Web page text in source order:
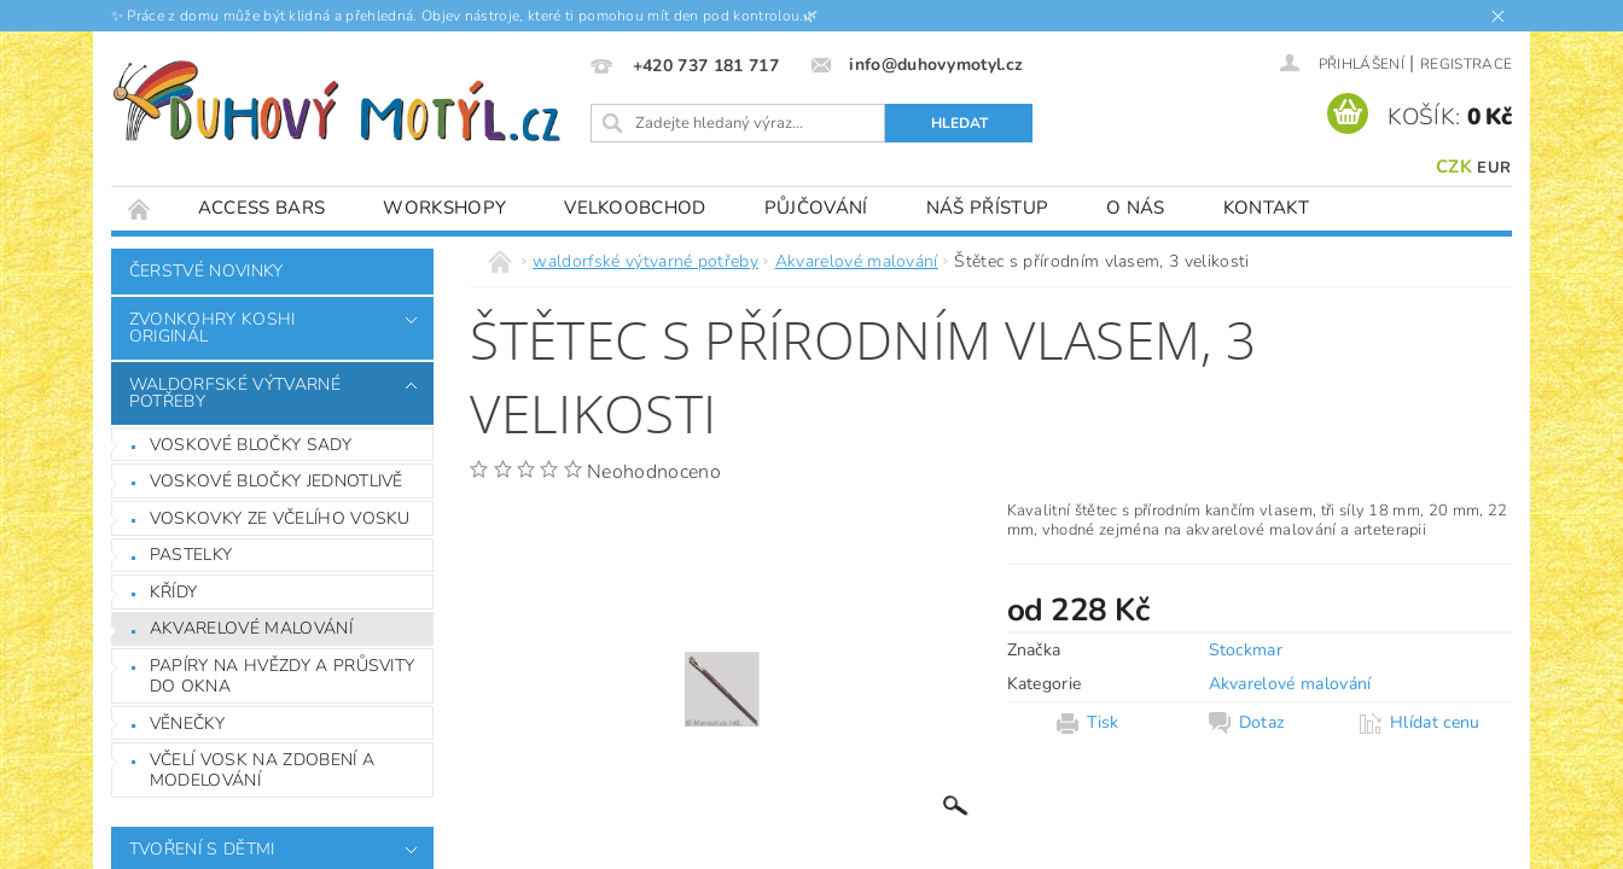
✨ Práce z domu může být klidná a přehledná. Objev nástroje, které ti pomohou mít den pod kontrolou.🌿
+420 737 181 717 info@duhovymotyl.cz PŘIHLÁŠENÍ | REGISTRACE
CZK EUR
KOŠÍK: 0 Kč
ACCESS BARS WORKSHOPY VELKOOBCHOD PŮJČOVÁNÍ NÁŠ PŘÍSTUP O NÁS
KONTAKT
ČLÁNKY
ČERSTVÉ NOVINKY
ZVONKOHRY KOSHI
ORIGINÁL
WALDORFSKÉ VÝTVARNÉ
POTŘEBY
VOSKOVÉ BLOČKY SADY
VOSKOVÉ BLOČKY JEDNOTLIVĚ
VOSKOVKY ZE VČELÍHO VOSKU
PASTELKY
KŘÍDY
AKVARELOVÉ MALOVÁNÍ
PAPÍRY NA HVĚZDY A PRŮSVITY
DO OKNA
VĚNEČKY
VČELÍ VOSK NA ZDOBENÍ A
MODELOVÁNÍ
TVOŘENÍ S DĚTMI
waldorfské výtvarné potřeby Akvarelové malování Štětec s přírodním vlasem, 3 velikosti
ŠTĚTEC S PŘÍRODNÍM VLASEM, 3
VELIKOSTI
Neohodnoceno
Kavalitní štětec s přírodním kančím vlasem, tři síly 18 mm, 20 mm, 22
mm, vhodné zejména na akvarelové malování a arteterapii
od 228 Kč
Značka
Stockmar
Kategorie
Akvarelové malování
Tisk
Dotaz Hlídat cenu